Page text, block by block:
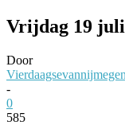
Vrijdag 19
Door
Vierdaagsevannijmegen
-
0
585